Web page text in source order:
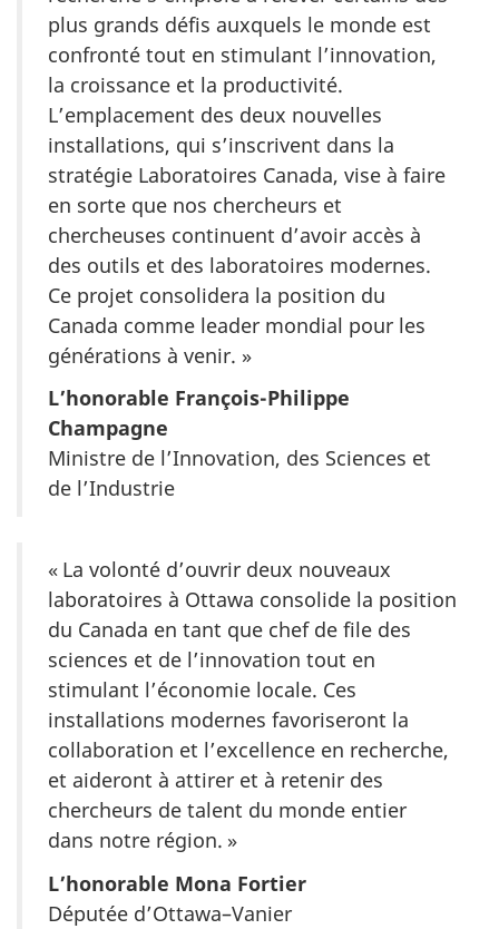
plus grands défis auxquels le monde est
confronté tout en stimulant l’innovation,
la croissance et la productivité.
L’emplacement des deux nouvelles
installations, qui s’inscrivent dans la
stratégie Laboratoires Canada, vise à faire
en sorte que nos chercheurs et
chercheuses continuent d’avoir accès à
des outils et des laboratoires modernes.
Ce projet consolidera la position du
Canada comme leader mondial pour les
générations à venir. »
L’honorable François-Philippe
Champagne
Ministre de l’Innovation, des Sciences et
de l’Industrie
« La volonté d’ouvrir deux nouveaux
laboratoires à Ottawa consolide la position
du Canada en tant que chef de file des
sciences et de l’innovation tout en
stimulant l’économie locale. Ces
installations modernes favoriseront la
collaboration et l’excellence en recherche,
et aideront à attirer et à retenir des
chercheurs de talent du monde entier
dans notre région. »
L’honorable Mona Fortier
Députée d’Ottawa–Vanier